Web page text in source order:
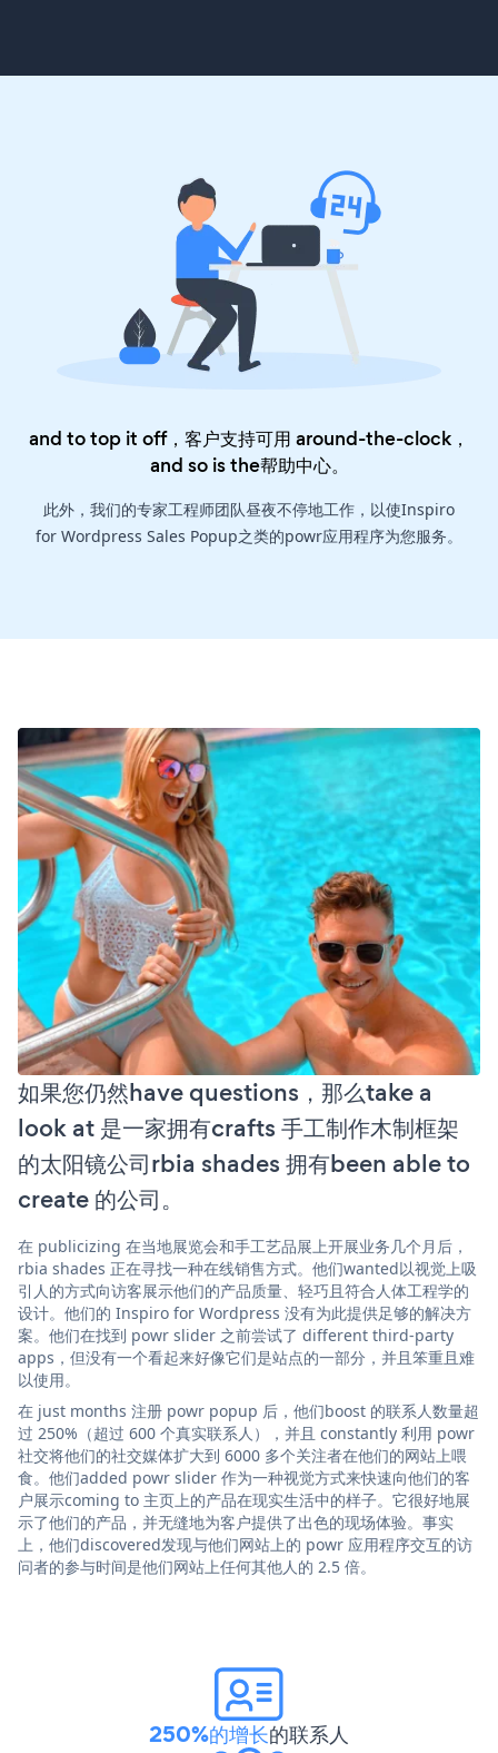
and to top it off，客户支持可用 around-the-clock，
and so is the帮助中心。
此外，我们的专家工程师团队昼夜不停地工作，以使Inspiro
for Wordpress Sales Popup之类的powr应用程序为您服务。
如果您仍然have questions，那么take a
look at 是一家拥有crafts 手工制作木制框架
的太阳镜公司rbia shades 拥有been able to
create 的公司。
在 publicizing 在当地展览会和手工艺品展上开展业务几个月后，
rbia shades 正在寻找一种在线销售方式。他们wanted以视觉上吸
引人的方式向访客展示他们的产品质量、轻巧且符合人体工程学的
设计。他们的 Inspiro for Wordpress 没有为此提供足够的解决方
案。他们在找到 powr slider 之前尝试了 different third-party
apps，但没有一个看起来好像它们是站点的一部分，并且笨重且难
以使用。
在 just months 注册 powr popup 后，他们boost 的联系人数量超
过 250%（超过 600 个真实联系人），并且 constantly 利用 powr
社交将他们的社交媒体扩大到 6000 多个关注者在他们的网站上喂
食。他们added powr slider 作为一种视觉方式来快速向他们的客
户展示coming to 主页上的产品在现实生活中的样子。它很好地展
示了他们的产品，并无缝地为客户提供了出色的现场体验。事实
上，他们discovered发现与他们网站上的 powr 应用程序交互的访
问者的参与时间是他们网站上任何其他人的 2.5 倍。
250%的增长的联系人